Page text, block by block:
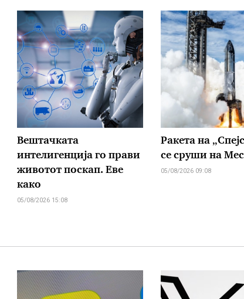
Вештачката
интелигенција го прави
животот поскап. Еве
како
05/08/2026 15:08
Ракета на
се сруши на
05/08/2026 09:08